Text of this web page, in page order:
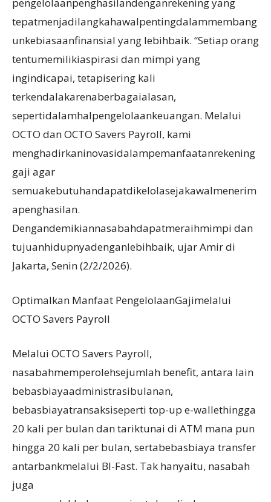
tepatmenjadilangkahawalpentingdalammembang
unkebiasaanfinansial yang lebihbaik. “Setiap orang
tentumemilikiaspirasi dan mimpi yang
ingindicapai, tetapisering kali
terkendalakarenaberbagaialasan,
sepertidalamhalpengelolaankeuangan. Melalui
OCTO dan OCTO Savers Payroll, kami
menghadirkaninovasidalampemanfaatanrekening
gaji agar
semuakebutuhandapatdikelolasejakawalmenerim
apenghasilan.
Dengandemikiannasabahdapatmeraihmimpi dan
tujuanhidupnyadenganlebihbaik, ujar Amir di
Jakarta, Senin (2/2/2026).
Optimalkan Manfaat PengelolaanGajimelalui
OCTO Savers Payroll
Melalui OCTO Savers Payroll,
nasabahmemperolehsejumlah benefit, antara lain
bebasbiayaadministrasibulanan,
bebasbiayatransaksiseperti top-up e-wallethingga
20 kali per bulan dan tariktunai di ATM mana pun
hingga 20 kali per bulan, sertabebasbiaya transfer
antarbankmelalui BI-Fast. Tak hanyaitu, nasabah
juga